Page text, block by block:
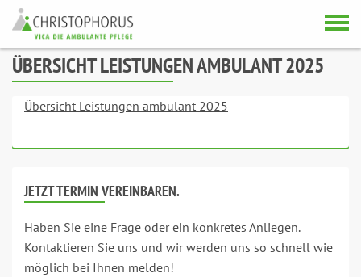
Skip to content
ÜBERSICHT LEISTUNGEN AMBULANT 2025
Übersicht Leistungen ambulant 2025
JETZT TERMIN VEREINBAREN.
Haben Sie eine Frage oder ein konkretes Anliegen.
Kontaktieren Sie uns und wir werden uns so schnell wie
möglich bei Ihnen melden!